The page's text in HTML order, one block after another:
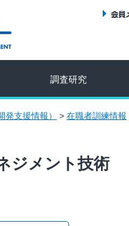
調査研究
支援情報） > 在職者訓練情報
ジメント技術